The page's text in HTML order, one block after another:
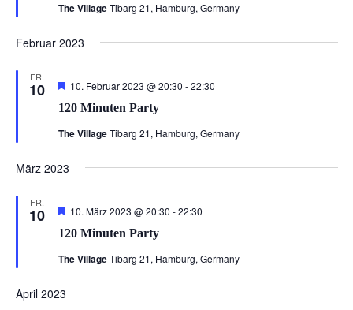
The VillageTibarg 21, Hamburg, Germany
Februar 2023
FR.
10
120 Minuten Party
Hervorgehoben
10. Februar 2023 @ 20:30 -22:30
The VillageTibarg 21, Hamburg, Germany
März 2023
FR.
10
120 Minuten Party
Hervorgehoben
10. März 2023 @ 20:30 -22:30
The VillageTibarg 21, Hamburg, Germany
April 2023